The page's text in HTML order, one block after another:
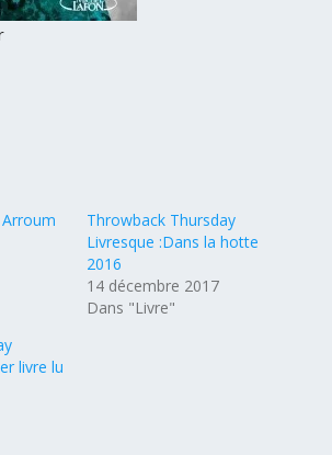
Throwback Thursday
Livresque :Dans la hotte
2016
14 décembre 2017
Dans "Livre"
livre lu